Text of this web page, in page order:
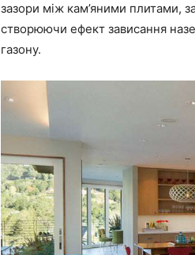
зазори між кам’яними плитами,
створюючи ефект зависання
газону.